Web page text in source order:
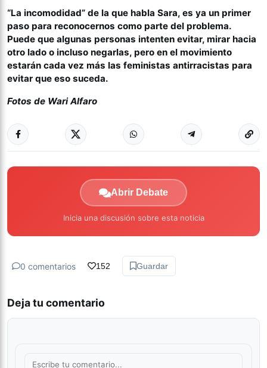
“La incomodidad” de la que habla Sara, es ya un primer
paso para reconocernos como parte del problema.
Puede que algunas personas intenten evitar, mirar hacia
otro lado o incluso negarlas, pero en el movimiento
estarán cada vez más las feministas antirracistas para
evitar que eso suceda.
Fotos de Wari Alfaro
Abrir Debate
Inicia una discusión sobre esta noticia
0 comentarios 152 Guardar
Deja tu comentario